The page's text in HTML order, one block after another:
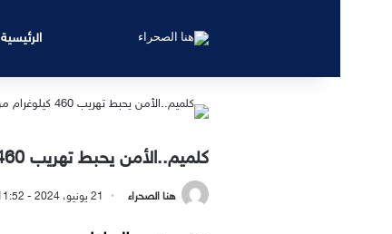
الرئيسية
كلميم..الأمن يحبط تهريب 460 كيلوغرام من المخدرات
هنا الصحراء 21 يونيو، 2024 - 11:52 مساءً